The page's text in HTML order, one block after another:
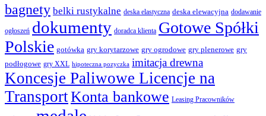
bagnety belki rustykalne deska elastyczna deska elewacyjna dodawanie
ogłoszeń dokumenty doradca klienta Gotowe Spółki
Polskie gotówka gry korytarzowe gry ogrodowe gry plenerowe gry
podłogowe gry XXL hipoteczna pozyczka imitacja drewna
Koncesje Paliwowe Licencje na
TransportKonta bankowe Leasing Pracowników